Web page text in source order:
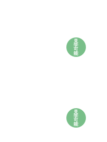
見
学
可
能
見
学
可
能